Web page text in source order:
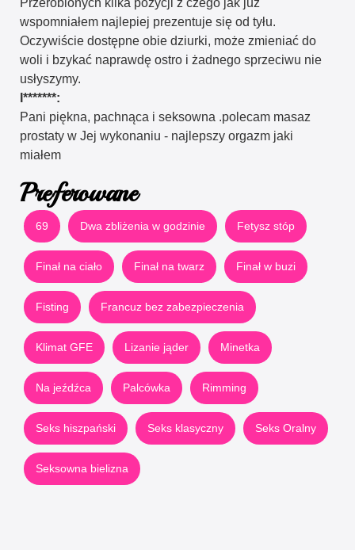
Przerobionych kilka pozycji z czego jak już
wspomniałem najlepiej prezentuje się od tyłu.
Oczywiście dostępne obie dziurki, może zmieniać do
woli i bzykać naprawdę ostro i żadnego sprzeciwu nie
usłyszymy.
I*******:
Pani piękna, pachnąca i seksowna .polecam masaz
prostaty w Jej wykonaniu - najlepszy orgazm jaki
miałem
Preferowane
69 Dwa zbliżenia w godzinie Fetysz stóp
Finał na ciało Finał na twarz Finał w buzi
Fisting Francuz bez zabezpieczenia
Klimat GFE Lizanie jąder Minetka
Na jeźdźca Palcówka Rimming
Seks hiszpański Seks klasyczny Seks Oralny
Seksowna bielizna